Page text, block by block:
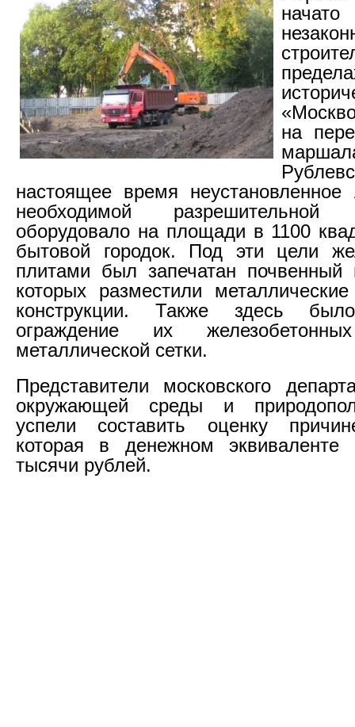
на
настоящее время
необходимой разрешительной
оборудовало на площади в 1100
бытовой городок. Под эти цели
плитами был запечатан почвенный
которых разместили
конструкции. Также здесь
ограждение их
металлической сетки.
Представители московского
окружающей среды и
успели составить оценку
которая в денежном эквиваленте
тысячи рублей.